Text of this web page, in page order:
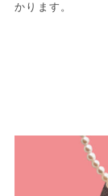
かります。